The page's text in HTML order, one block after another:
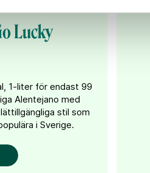
Lucky
1-liter för endast 99
Alentejano med
stil som
i Sverige.